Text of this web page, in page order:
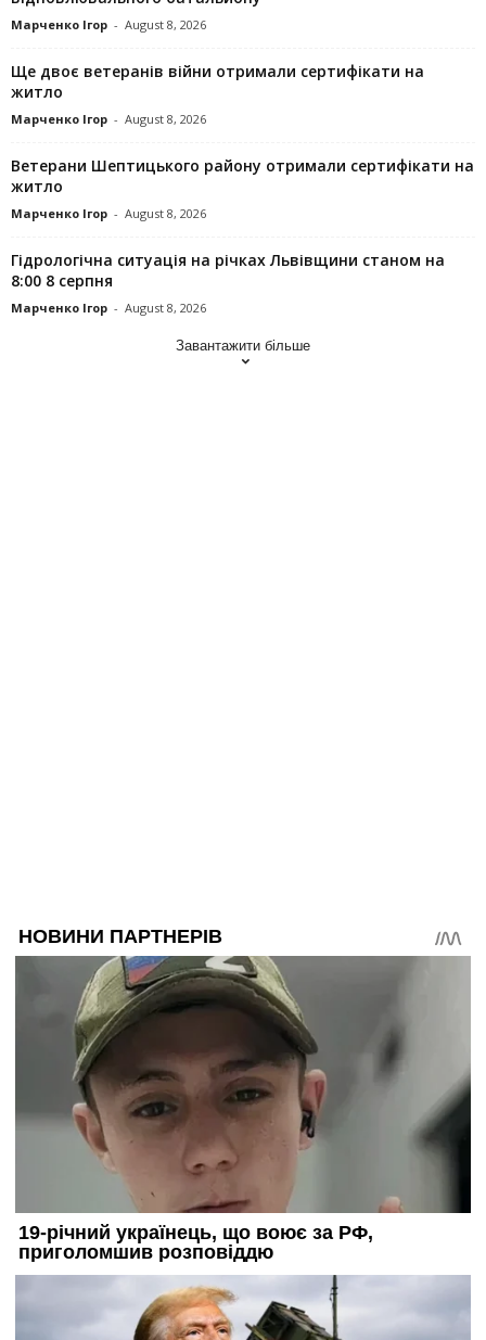
Марченко Ігор - August 8, 2026
Ще двоє ветеранів війни отримали сертифікати на
житло
Марченко Ігор - August 8, 2026
Ветерани Шептицького району отримали сертифікати на
житло
Марченко Ігор - August 8, 2026
Гідрологічна ситуація на річках Львівщини станом на
8:00 8 серпня
Марченко Ігор - August 8, 2026
Завантажити більше